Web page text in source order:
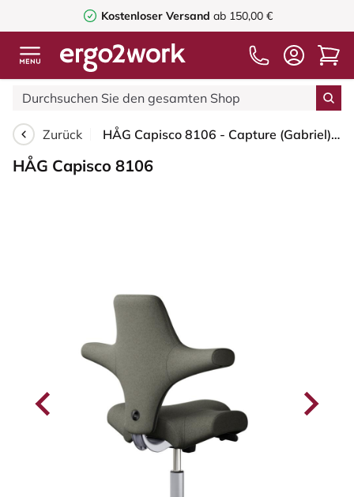
Kostenloser Versand ab 150,00 €
Zurück HÅG Capisco 8106 - Capture (Gabriel) - Wolle / Polyamid - CPT4401 - Warm grey - Silber - 200 mm (Sitzhöhe 46-64cm) - Harte Rollen für weiche Böden
HÅG Capisco 8106